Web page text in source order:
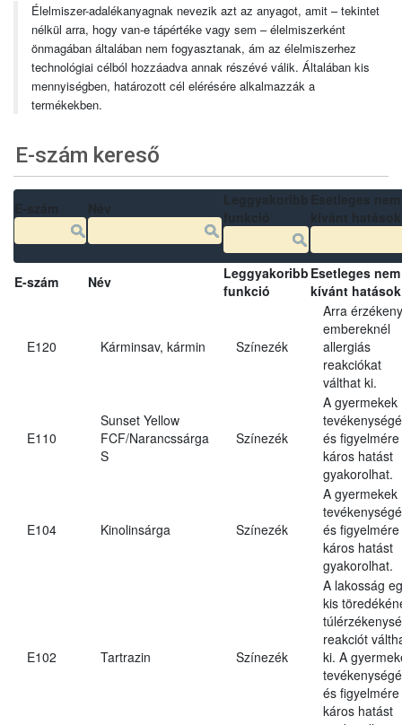
Élelmiszer-adalékanyagnak nevezik azt az anyagot, amit – tekintet
nélkül arra, hogy van-e tápértéke vagy sem – élelmiszerként
önmagában általában nem fogyasztanak, ám az élelmiszerhez
technológiai célból hozzáadva annak részévé válik. Általában kis
mennyiségben, határozott cél elérésére alkalmazzák a
termékekben.
E-szám kereső
E-szám Név
Leggyakoribb
funkció
Esetleges nem
kívánt hatások
E120 Kárminsav, kármin Színezék
Arra érzékeny
embereknél
allergiás
reakciókat
válthat ki.
E110
Sunset Yellow
FCF/Narancssárga
S
Színezék
A gyermekek
és figyelmére
káros hatást
gyakorolhat.
E104 Kinolinsárga Színezék
A gyermekek
és figyelmére
káros hatást
gyakorolhat.
E102 Tartrazin Színezék
A lakosság
kis
reakciót
ki. A
és figyelmére
káros hatást